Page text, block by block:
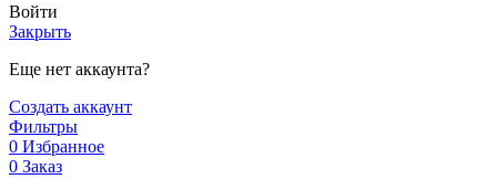
Войти
Закрыть
Еще нет аккаунта?
Создать аккаунт
Фильтры
0 Избранное
0 Заказ